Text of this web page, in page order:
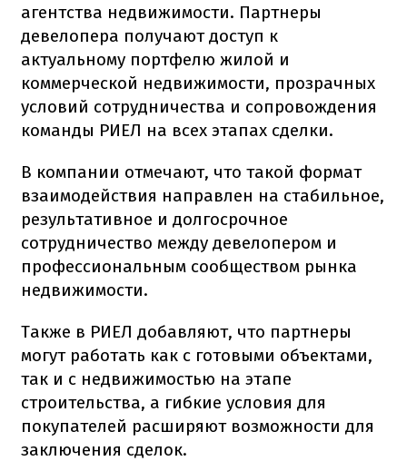
агентства недвижимости. Партнеры
девелопера получают доступ к
актуальному портфелю жилой и
коммерческой недвижимости, прозрачных
условий сотрудничества и сопровождения
команды РИЕЛ на всех этапах сделки.
В компании отмечают, что такой формат
взаимодействия направлен на стабильное,
результативное и долгосрочное
сотрудничество между девелопером и
профессиональным сообществом рынка
недвижимости.
Также в РИЕЛ добавляют, что партнеры
могут работать как с готовыми объектами,
так и с недвижимостью на этапе
строительства, а гибкие условия для
покупателей расширяют возможности для
заключения сделок.